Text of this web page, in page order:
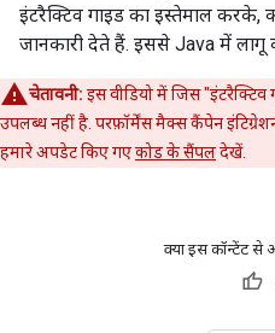
इंटरैक्टिव गाइड का इस्तेमाल करके,
जानकारी देते हैं. इससे Java में लागू
चेतावनी: इस वीडियो में जिस
उपलब्ध नहीं है. परफ़ॉर्मेंस मैक्स कैंपेन
हमारे अपडेट किए गएकोड के सैंपलदेखें.
क्या इस कॉन्टेंट से